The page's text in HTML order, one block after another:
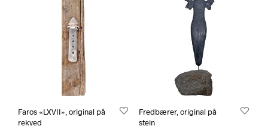
Faros «LXVII», original på
rekved
Fredbærer, original på
stein